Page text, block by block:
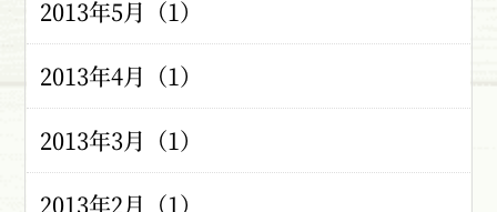
2013年5月（1）
2013年4月（1）
2013年3月（1）
2013年2月（1）